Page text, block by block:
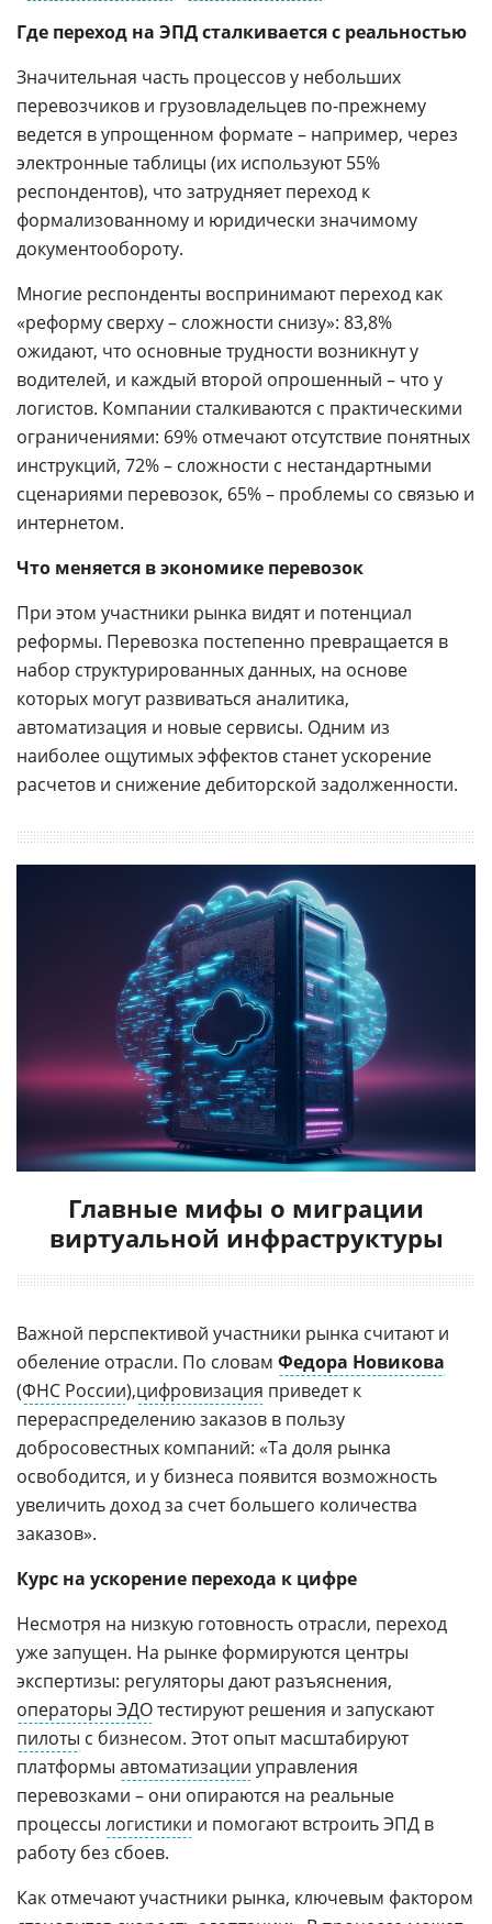
Где переход на ЭПД сталкивается с реальностью
Значительная часть процессов у небольших
перевозчиков и грузовладельцев по-прежнему
ведется в упрощенном формате – например, через
электронные таблицы (их используют 55%
респондентов), что затрудняет переход к
формализованному и юридически значимому
документообороту.
Многие респонденты воспринимают переход как
«реформу сверху – сложности снизу»: 83,8%
ожидают, что основные трудности возникнут у
водителей, и каждый второй опрошенный – что у
логистов. Компании сталкиваются с практическими
ограничениями: 69% отмечают отсутствие понятных
инструкций, 72% – сложности с нестандартными
сценариями перевозок, 65% – проблемы со связью и
интернетом.
Что меняется в экономике перевозок
При этом участники рынка видят и потенциал
реформы. Перевозка постепенно превращается в
набор структурированных данных, на основе
которых могут развиваться аналитика,
автоматизация и новые сервисы. Одним из
наиболее ощутимых эффектов станет ускорение
расчетов и снижение дебиторской задолженности.
Главные мифы о миграции
виртуальной инфраструктуры
Важной перспективой участники рынка считают и
обеление отрасли. По словам Федора Новикова
(ФНС России),цифровизация приведет к
перераспределению заказов в пользу
добросовестных компаний: «Та доля рынка
освободится, и у бизнеса появится возможность
увеличить доход за счет большего количества
заказов».
Курс на ускорение перехода к цифре
Несмотря на низкую готовность отрасли, переход
уже запущен. На рынке формируются центры
экспертизы: регуляторы дают разъяснения,
операторы ЭДОтестируют решения и запускают
пилоты с бизнесом. Этот опыт масштабируют
платформы автоматизации управления
перевозками – они опираются на реальные
процессы логистики и помогают встроить ЭПД в
работу без сбоев.
Как отмечают участники рынка, ключевым фактором